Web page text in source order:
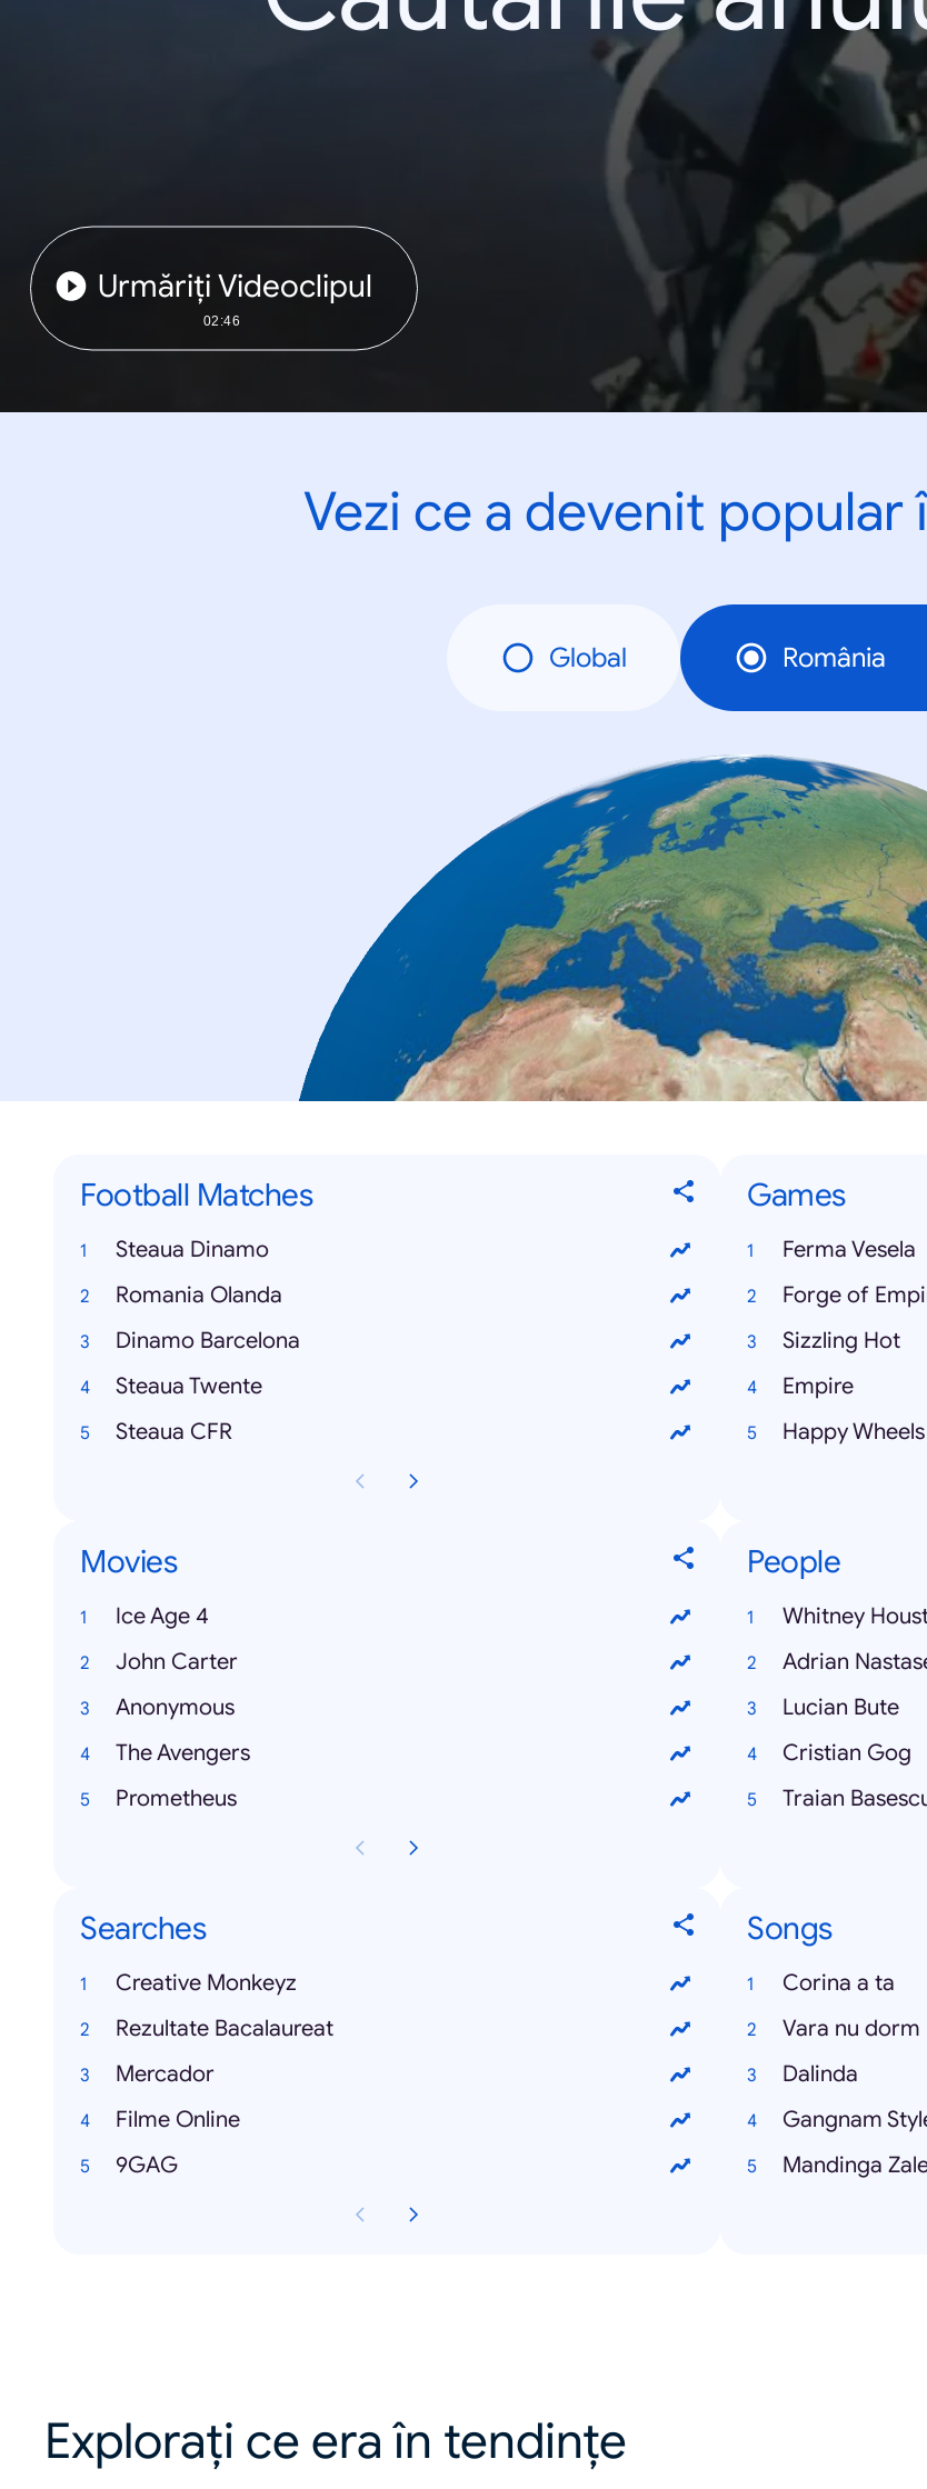
Urmăriți Videoclipul
02:46
Vezi ce a devenit popular
Global România
Football Matches
Steaua Dinamo
Romania Olanda
Dinamo Barcelona
Steaua Twente
Steaua CFR
Games
Ferma Vesela
Forge of
Sizzling Hot
Empire
Happy Wheels
Movies
Ice Age 4
John Carter
Anonymous
The Avengers
Prometheus
People
Whitney
Adrian
Lucian Bute
Cristian Gog
Traian
Searches
Creative Monkeyz
Rezultate Bacalaureat
Mercador
Filme Online
9GAG
Songs
Corina a ta
Vara nu dorm
Dalinda
Gangnam
Mandinga
Explorați ce era în tendințe